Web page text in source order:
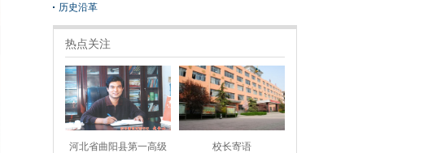
历史沿革
热点关注
河北省曲阳县第一高级 校长寄语